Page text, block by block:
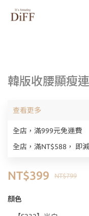
韓版收腰顯瘦
全店，滿999元免運費
全店，滿NT$588， 即
查看更多
NT$799
NT$399
顏色